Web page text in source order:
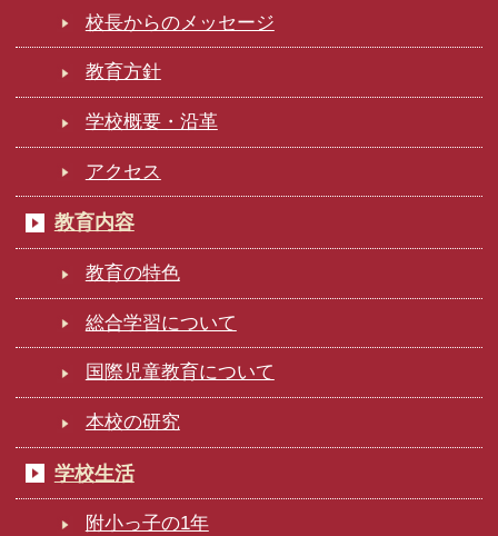
校長からのメッセージ
教育方針
学校概要・沿革
アクセス
教育内容
教育の特色
総合学習について
国際児童教育について
本校の研究
学校生活
附小っ子の1年